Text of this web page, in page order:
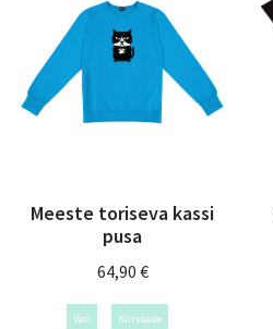
Meeste toriseva kassi
pusa
64,90 €
Vali Kiirvaade